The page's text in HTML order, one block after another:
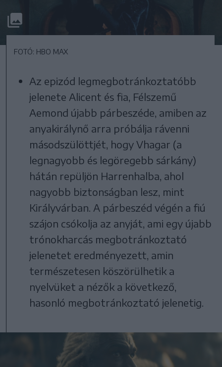
FOTÓ: HBO MAX
Az epizód legmegbotránkoztatóbb
jelenete Alicent és fia, Félszemű
Aemond újabb párbeszéde, amiben az
anyakirálynő arra próbálja rávenni
másodszülöttjét, hogy Vhagar (a
legnagyobb és legöregebb sárkány)
hátán repüljön Harrenhalba, ahol
nagyobb biztonságban lesz, mint
Királyvárban. A párbeszéd végén a fiú
szájon csókolja az anyját, ami egy újabb
trónokharcás megbotránkoztató
jelenetet eredményezett, amin
természetesen köszörülhetik a
nyelvüket a nézők a következő,
hasonló megbotránkoztató jelenetig.